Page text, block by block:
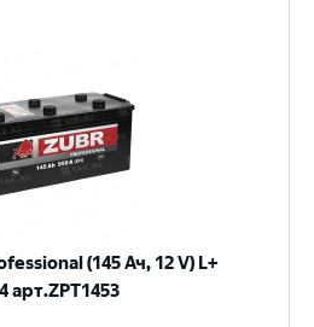
(145 Ач, 12 V) L+
арт.ZPT1453